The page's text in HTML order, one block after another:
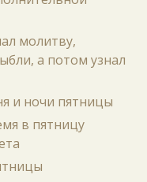
молитву,
а потом узнал
и ночи пятницы
в пятницу